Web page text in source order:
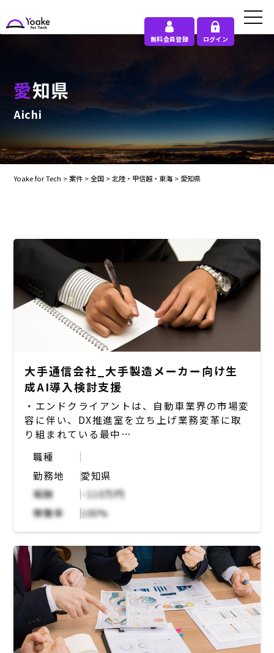
無料会員登録 ログイン
愛知県
Aichi
Yoake for Tech >案件 >全国 >北陸・甲信越・東海 > 愛知県
大手通信会社_大手製造メーカー向け生
成AI導入検討支援
・エンドクライアントは、自動車業界の市場変
容に伴い、DX推進室を立ち上げ業務変革に取
り組まれている最中
・2部門で生成AIの取り組みについて検討して
いる
・研究開発部門（※秘匿性担保が必要）では社
内既存データを活用した新しい研究開発の方向
性検討に利用したい
・営業部門では現状、商談記録がメールデータ
の保存、で運用中。ゆくゆくはCRM導入も検
討しているが、直近では、生成AI活用によるデ
ータ利活用を検討したい（ex. 項目（顧客名、
金額、商品等）のDB化、検索基盤）
・社内要望も強く、顧客のデータ化は利益につ
ながるので、最も予算取得し易い
・中期的なプランとして、鋼材の受発注データ
連携（現行は自家製レガシーシステム）や
CRM導入を描く必要がある
職種
勤務地
愛知県
報酬
~110万円
稼働率
100%